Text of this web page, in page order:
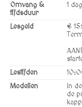
Omvang &
tijdsduur
1
Lesgeld
€
Lestijden
Modellen
In
de